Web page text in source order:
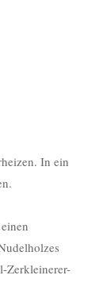
In ein
Zerkleinerer-